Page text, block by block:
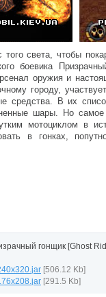
света, чтобы
боевика
оружия и
городу,
средства. В их
шары. Но самое
мотоциклом в
в гонках,
гонщик [Ghost
[506.12 Kb]
[291.5 Kb]